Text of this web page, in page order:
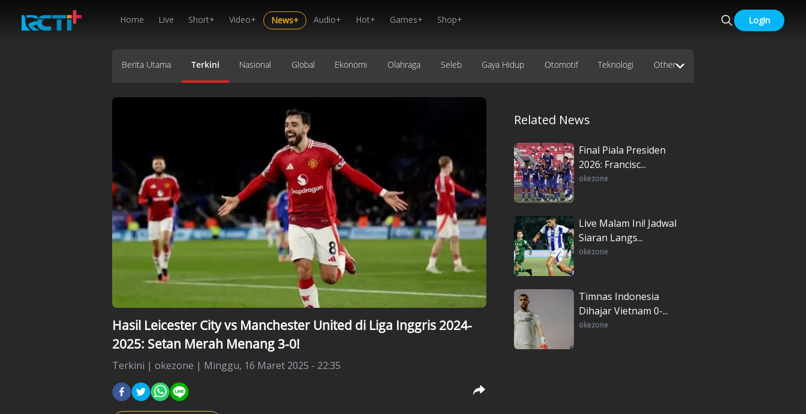
Home Live Short+ Video+ News+ Audio+ Hot+ Games+ Shop+ Login
Berita Utama Terkini Nasional Global Ekonomi Olahraga Seleb Gaya Hidup Otomotif Teknologi Other
Hasil Leicester City vs Manchester United di Liga Inggris 2024-
2025: Setan Merah Menang 3-0!
Terkini | okezone | Minggu, 16 Maret 2025 - 22:35
Related News
Final Piala Presiden
2026: Francisc...
okezone
Live Malam Ini! Jadwal
Siaran Langs...
okezone
Timnas Indonesia
Dihajar Vietnam 0-...
okezone